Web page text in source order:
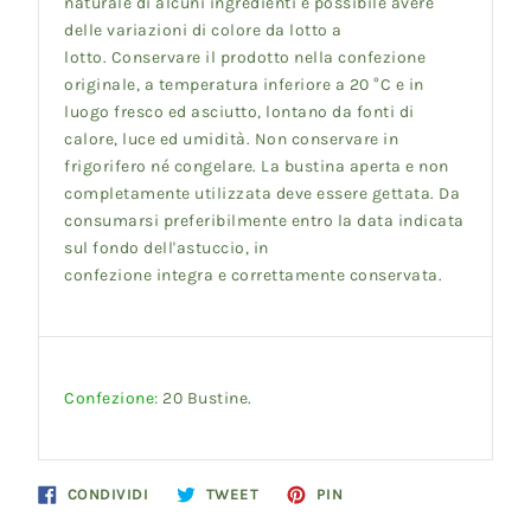
delle variazioni di colore da lotto a
lotto. Conservare il prodotto nella confezione
originale, a temperatura inferiore a 20 °C e in
luogo fresco ed asciutto, lontano da fonti di
calore, luce ed umidità. Non conservare in
frigorifero né congelare. La bustina aperta e non
completamente utilizzata deve essere gettata. Da
consumarsi preferibilmente entro la data indicata
sul fondo dell'astuccio, in
confezione integra e correttamente conservata.
Confezione: 20 Bustine.
CONDIVIDI CondividiTWEETTwitta
PIN